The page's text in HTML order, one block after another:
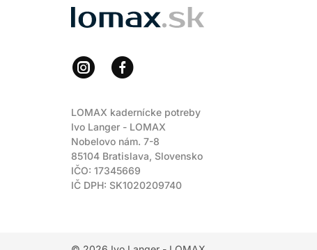
LOMAX
LOMAX kadernícke potreby
Ivo Langer - LOMAX
Nobelovo nám. 7-8
85104 Bratislava, Slovensko
IČO: 17345669
IČ DPH: SK1020209740